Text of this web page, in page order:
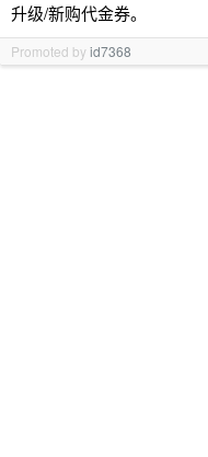
升级/新购代金券。
Promoted byid7368